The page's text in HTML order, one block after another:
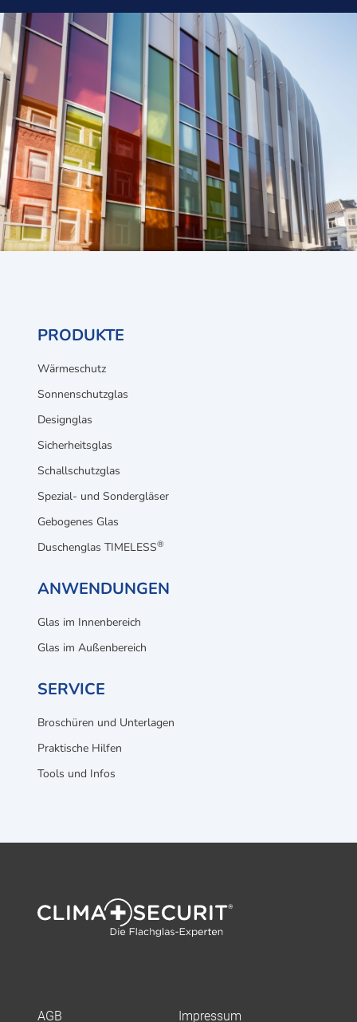
PRODUKTE
Wärmeschutz
Sonnenschutzglas
Designglas
Sicherheitsglas
Schallschutzglas
Spezial- und Sondergläser
Gebogenes Glas
Duschenglas TIMELESS®
ANWENDUNGEN
Glas im Innenbereich
Glas im Außenbereich
SERVICE
Broschüren und Unterlagen
Praktische Hilfen
Tools und Infos
AGB Impressum